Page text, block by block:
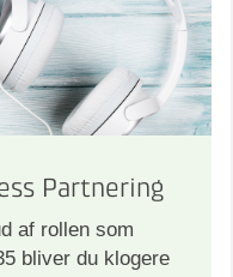
Partnering
af rollen som
bliver du klogere